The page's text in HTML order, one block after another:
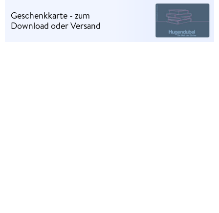
Geschenkkarte - zum
Download oder Versand